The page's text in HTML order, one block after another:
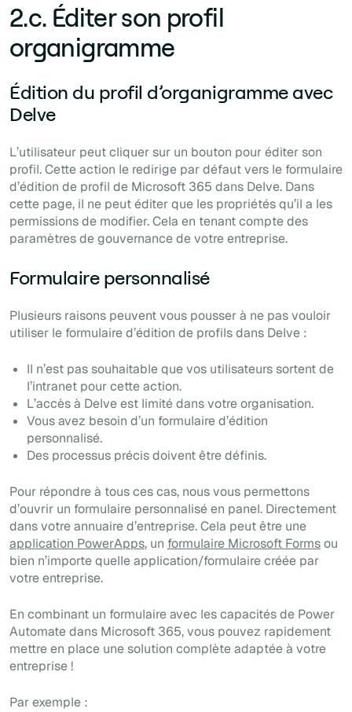
2.c. Éditer son profil
organigramme
Édition du profil d’organigramme avec
Delve
L’utilisateur peut cliquer sur un bouton pour éditer son
profil. Cette action le redirige par défaut vers le formulaire
d’édition de profil de Microsoft 365 dans Delve. Dans
cette page, il ne peut éditer que les propriétés qu’il a les
permissions de modifier. Cela en tenant compte des
paramètres de gouvernance de votre entreprise.
Formulaire personnalisé
Plusieurs raisons peuvent vous pousser à ne pas vouloir
utiliser le formulaire d’édition de profils dans Delve :
Il n’est pas souhaitable que vos utilisateurs sortent de
l’intranet pour cette action.
L’accès à Delve est limité dans votre organisation.
Vous avez besoin d’un formulaire d’édition
personnalisé.
Des processus précis doivent être définis.
Pour répondre à tous ces cas, nous vous permettons
d’ouvrir un formulaire personnalisé en panel. Directement
dans votre annuaire d’entreprise. Cela peut être une
application PowerApps, un formulaire Microsoft Formsou
bien n’importe quelle application/formulaire créée par
votre entreprise.
En combinant un formulaire avec les capacités de Power
Automate dans Microsoft 365, vous pouvez rapidement
mettre en place une solution complète adaptée à votre
entreprise !
Par exemple :